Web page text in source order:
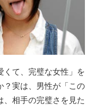
くて、完璧な女性」を
？実は、男性が「この
、相手の完璧さを見た